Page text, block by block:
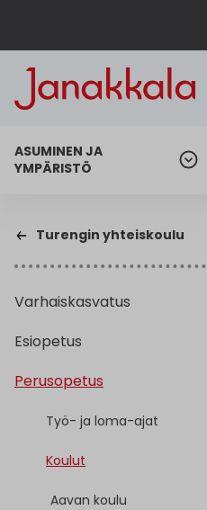
ASUMINEN JA
YMPÄRISTÖ
Turengin yhteiskoulu
Varhaiskasvatus
Esiopetus
Perusopetus
Työ- ja loma-ajat
Koulut
Aavan koulu